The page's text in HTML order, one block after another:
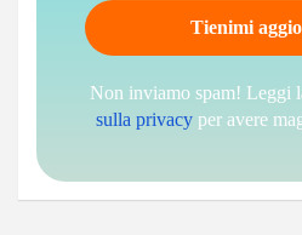
Non inviamo spam! Leggi
sulla privacy per avere